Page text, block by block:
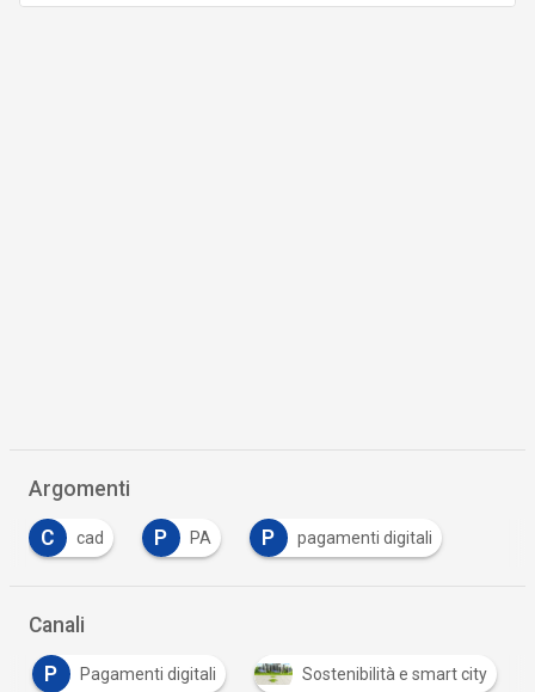
Argomenti
C cad P PA P pagamenti digitali
Canali
P Pagamenti digitali Sostenibilità e smart city